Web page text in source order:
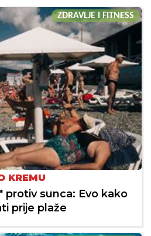
ZDRAVLJE I FITNESS
KREMU
protiv sunca: Evo kako
prije plaže